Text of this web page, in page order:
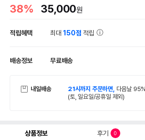
38% 35,000원
적립혜택 최대150점 적립
배송정보 무료배송
내일배송 21시까지 주문하면, 다음날
(토, 일요일/공휴일 제외)
상품정보 후기 0